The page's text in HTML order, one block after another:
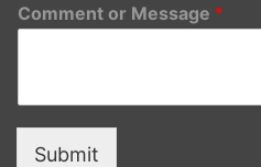
Comment or Message *
Submit